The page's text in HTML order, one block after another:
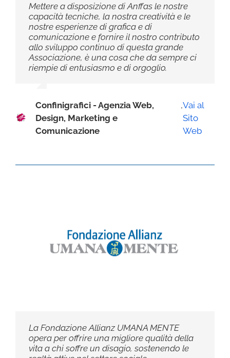
Mettere a disposizione di Anffas le nostre
capacità tecniche, la nostra creatività e le
nostre esperienze di grafica e di
comunicazione e fornire il nostro contributo
allo sviluppo continuo di questa grande
Associazione, è una cosa che da sempre ci
riempie di entusiasmo e di orgoglio.
Confinigrafici - Agenzia Web,
Design, Marketing e
Comunicazione
,Vai al
Sito
Web
La Fondazione Allianz UMANA MENTE
opera per offrire una migliore qualità della
vita a chi soffre un disagio, sostenendo le